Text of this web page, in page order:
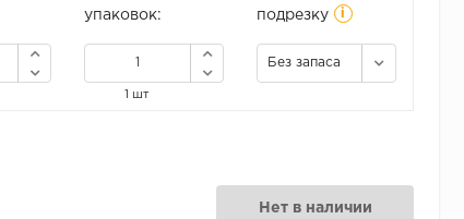
упаковок:
1 шт
подрезку
i
Без запаса
Нет в наличии